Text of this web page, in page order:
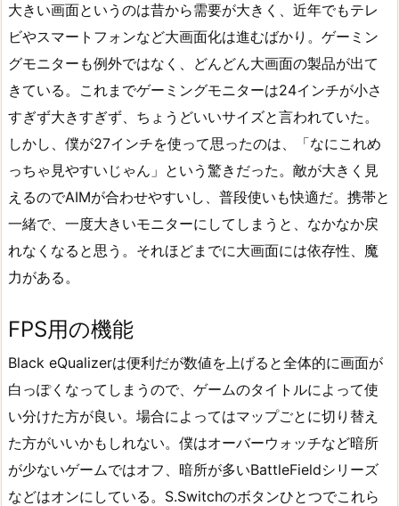
大きい画面というのは昔から需要が大きく、近年でもテレ
ビやスマートフォンなど大画面化は進むばかり。ゲーミン
グモニターも例外ではなく、どんどん大画面の製品が出て
きている。これまでゲーミングモニターは24インチが小さ
すぎず大きすぎず、ちょうどいいサイズと言われていた。
しかし、僕が27インチを使って思ったのは、「なにこれめ
っちゃ見やすいじゃん」という驚きだった。敵が大きく見
えるのでAIMが合わせやすいし、普段使いも快適だ。携帯と
一緒で、一度大きいモニターにしてしまうと、なかなか戻
れなくなると思う。それほどまでに大画面には依存性、魔
力がある。
FPS用の機能
Black eQualizerは便利だが数値を上げると全体的に画面が
白っぽくなってしまうので、ゲームのタイトルによって使
い分けた方が良い。場合によってはマップごとに切り替え
た方がいいかもしれない。僕はオーバーウォッチなど暗所
が少ないゲームではオフ、暗所が多いBattleFieldシリーズ
などはオンにしている。S.Switchのボタンひとつでこれら